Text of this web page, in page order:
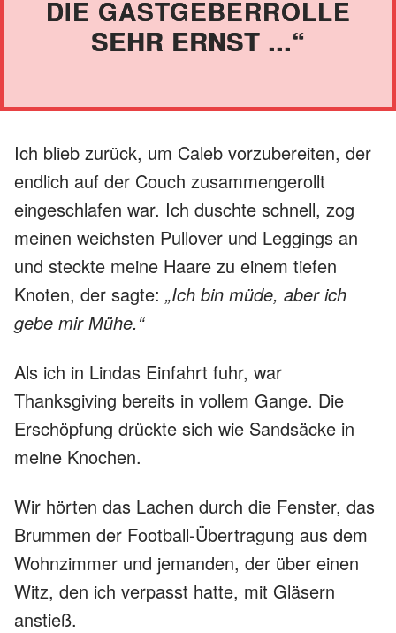
DIE GASTGEBERROLLE
SEHR ERNST ...“
Ich blieb zurück, um Caleb vorzubereiten, der
endlich auf der Couch zusammengerollt
eingeschlafen war. Ich duschte schnell, zog
meinen weichsten Pullover und Leggings an
und steckte meine Haare zu einem tiefen
Knoten, der sagte: „Ich bin müde, aber ich
gebe mir Mühe.“
Als ich in Lindas Einfahrt fuhr, war
Thanksgiving bereits in vollem Gange. Die
Erschöpfung drückte sich wie Sandsäcke in
meine Knochen.
Wir hörten das Lachen durch die Fenster, das
Brummen der Football-Übertragung aus dem
Wohnzimmer und jemanden, der über einen
Witz, den ich verpasst hatte, mit Gläsern
anstieß.